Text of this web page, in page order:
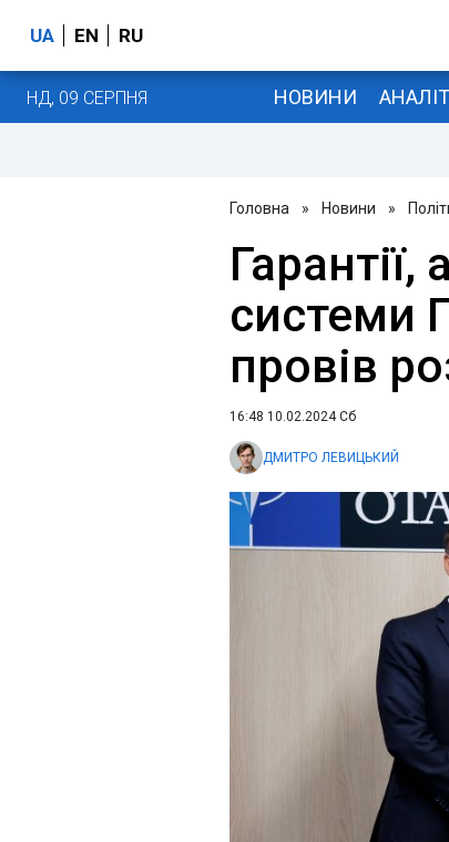
UA EN RU
НД, 09 СЕРПНЯ НОВИНИ
Головна » Новини »
Гарантії,
системи
провів
16:48 10.02.2024 Сб
ДМИТРО ЛЕВИЦЬКИЙ